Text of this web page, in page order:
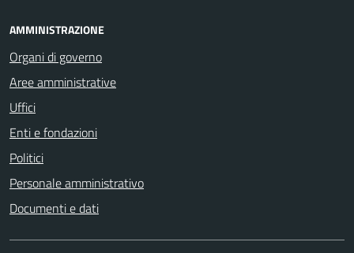
AMMINISTRAZIONE
Organi di governo
Aree amministrative
Uffici
Enti e fondazioni
Politici
Personale amministrativo
Documenti e dati